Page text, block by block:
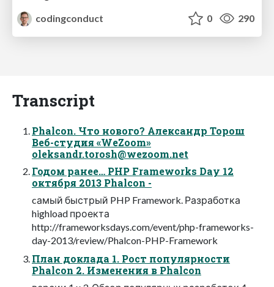
codingconduct
0 290
Transcript
Phalcon. Что нового? Александр Торош
Веб-студия «WeZoom»
oleksandr.torosh@wezoom.net
Годом ранее… PHP Frameworks Day 12
октября 2013 Phalcon -
cамый быстрый PHP Framework. Разработка
highload проекта
http://frameworksdays.com/event/php-frameworks-
day-2013/review/Phalcon-PHP-Framework
План доклада 1. Рост популярности
Phalcon 2. Изменения в Phalcon